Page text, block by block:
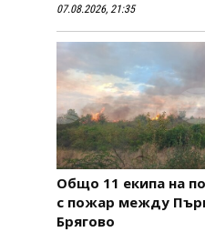
07.08.2026, 21:35
Общо 11 екипа на
с пожар между
Брягово